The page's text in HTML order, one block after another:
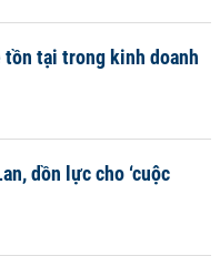
tại trong kinh doanh
dồn lực cho ‘cuộc